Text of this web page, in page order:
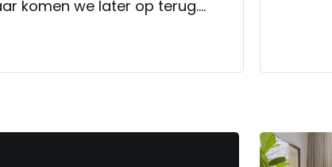
komen we later op terug.
bij kwamen. Ik adviseer hierbij